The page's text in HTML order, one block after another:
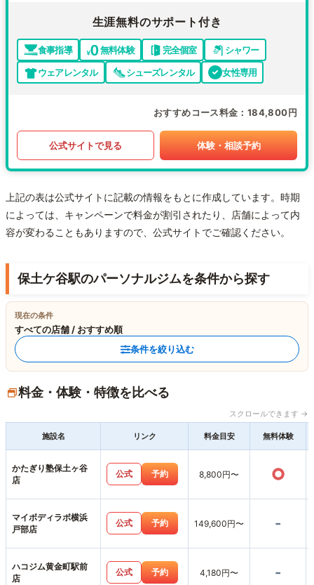
生涯無料のサポート付き
食事指導 無料体験 完全個室
シャワー
ウェアレンタル
シューズレンタル 女性専用
おすすめコース料金 184,800円
公式サイトで見る 体験・相談予約
上記の表は公式サイトに記載の情報をもとに作成しています。時期
によっては、キャンペーンで料金が割引されたり、店舗によって内
容が変わることもありますので、公式サイトでご確認ください。
保土ケ谷駅のパーソナルジムを条件から探す
現在の条件
すべての店舗 / おすすめ順
条件を絞り込む
料金・体験・特徴を比べる
スクロールできます →
施設名 リンク 料金目安 無料体験
かたぎり塾保土ヶ谷
店
公式 予約 8,800円〜 ○
マイボディラボ横浜
戸部店
公式 予約 149,600円〜 -
ハコジム黄金町駅前
店
公式 予約 4,180円〜 -